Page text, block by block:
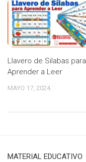
Llavero de Silabas para
Aprender a Leer
MAYO 17, 2024
MATERIAL EDUCATIVO